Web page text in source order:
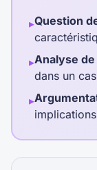
▸Question
▸Analyse
dans un
▸